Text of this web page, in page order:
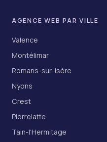
AGENCE WEB PAR VILLE
Valence
Montélimar
Romans-sur-Isère
Nyons
Crest
Pierrelatte
Tain-l'Hermitage